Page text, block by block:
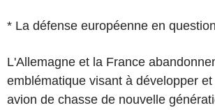
* La défense européenne en question
L'Allemagne et la France
emblématique visant à développer
avion de chasse de nouvelle